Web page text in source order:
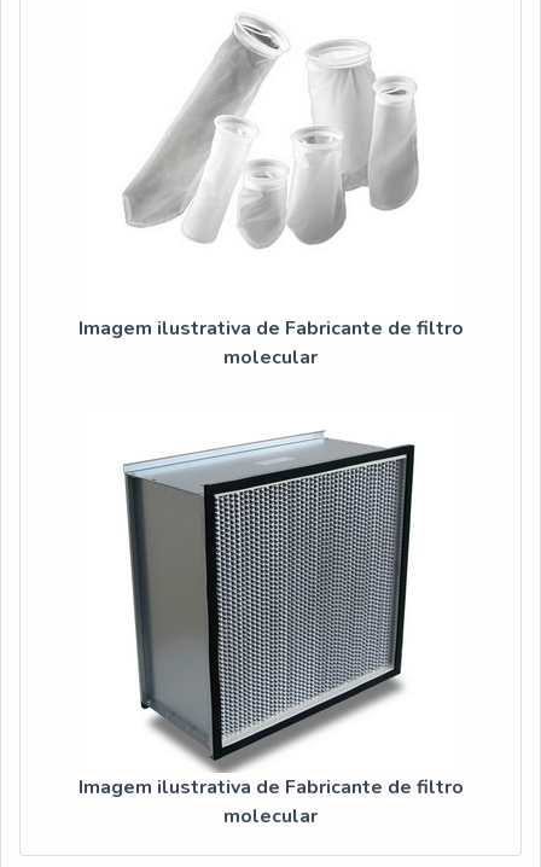
Imagem ilustrativa de Fabricante de filtro
molecular
Imagem ilustrativa de Fabricante de filtro
molecular